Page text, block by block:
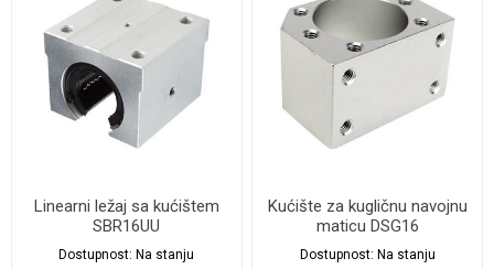
Linearni ležaj sa kućištem
SBR16UU
Dostupnost:Na stanju
Kućište za kugličnu navojnu
maticu DSG16
Dostupnost: Na stanju